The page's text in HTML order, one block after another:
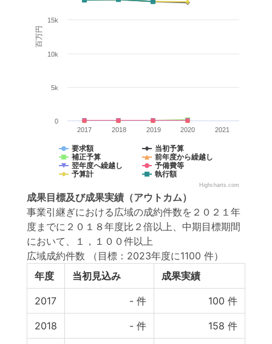
百万円
要求額
当初予算
補正予算
前年度から繰越し
翌年度へ繰越し
予備費等
予算計
執行額
2017 2018 2019 2020 2021
0
5k
10k
15k
Highcharts.com
成果目標及び成果実績 （アウトカム）
事業引継ぎにおける広域の成約件数を２０２１年
度までに２０１８年度比２倍以上、中期目標期間
において、１，１００件以上
広域成約件数
（目標：2023年度に1100 件）
年度
当初見込み 成果実績
2017 - 件 100 件
2018 - 件 158 件